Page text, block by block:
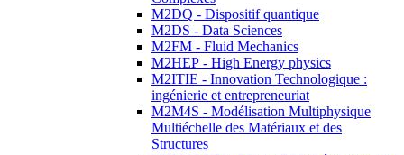
M2DQ - Dispositif quantique
M2DS - Data Sciences
M2FM - Fluid Mechanics
M2HEP - High Energy physics
M2ITIE - Innovation Technologique :
ingénierie et entrepreneuriat
M2M4S - Modélisation Multiphysique
Multiéchelle des Matériaux et des
Structures